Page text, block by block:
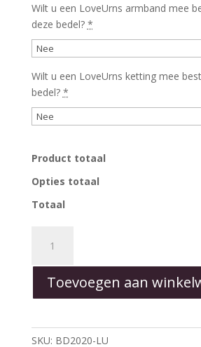
Wilt u een LoveUrns armband mee
deze bedel? *
Wilt u een LoveUrns ketting mee
bedel? *
Product totaal
Opties totaal
Totaal
Butterfly-
Bead
aantal
Toevoegen aan
SKU: BD2020-LU